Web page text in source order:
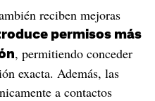
reciben mejoras
permisos más
, permitiendo conceder
exacta. Además, las
a contactos